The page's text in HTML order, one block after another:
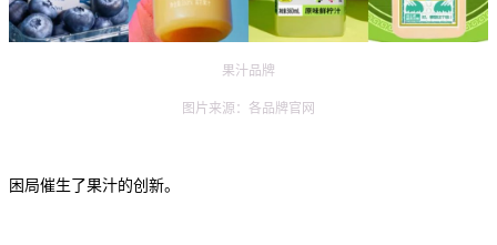
果汁品牌
图片来源：各品牌官网
困局催生了果汁的创新。